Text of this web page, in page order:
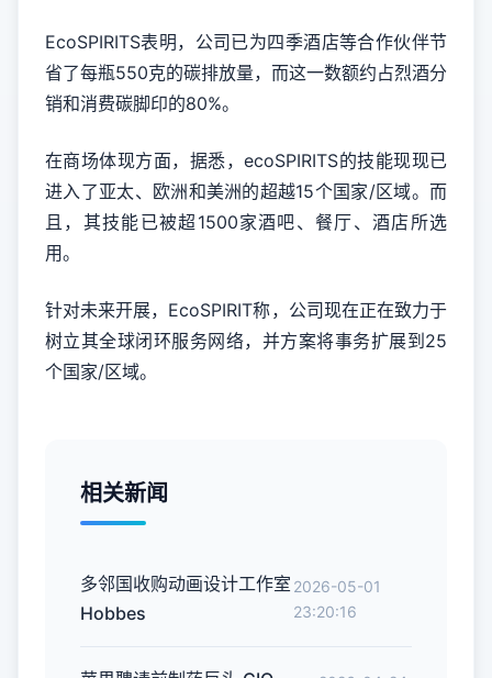
EcoSPIRITS表明，公司已为四季酒店等合作伙伴节
省了每瓶550克的碳排放量，而这一数额约占烈酒分
销和消费碳脚印的80%。
在商场体现方面，据悉，ecoSPIRITS的技能现现已
进入了亚太、欧洲和美洲的超越15个国家/区域。而
且，其技能已被超1500家酒吧、餐厅、酒店所选
用。
针对未来开展， EcoSPIRIT称，公司现在正在致力于
树立其全球闭环服务网络，并方案将事务扩展到 25
个国家/区域。
相关新闻
多邻国收购动画设计工作室
Hobbes
2026-05-01
23:20:16